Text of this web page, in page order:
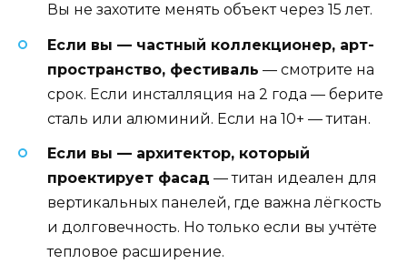
Вы не захотите менять объект через 15 лет.
Если вы — частный коллекционер, арт-
пространство, фестиваль — смотрите на
срок. Если инсталляция на 2 года — берите
сталь или алюминий. Если на 10+ — титан.
Если вы — архитектор, который
проектирует фасад — титан идеален для
вертикальных панелей, где важна лёгкость
и долговечность. Но только если вы учтёте
тепловое расширение.